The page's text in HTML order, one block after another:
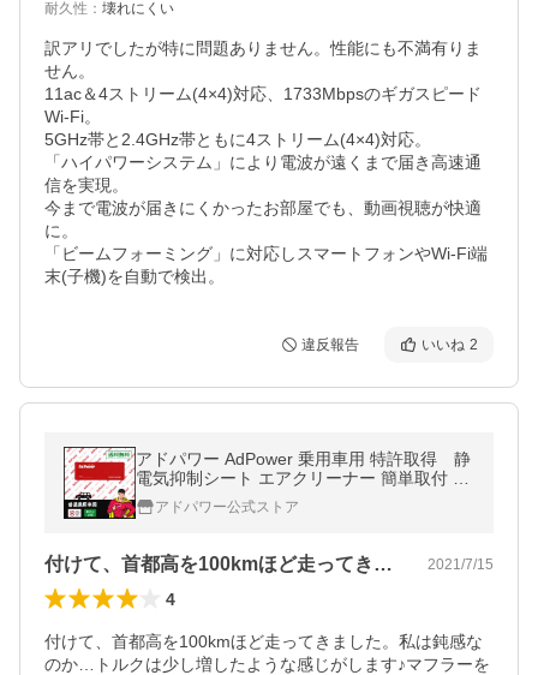
耐久性 ： 壊れにくい
訳アリでしたが特に問題ありません。性能にも不満有りま
せん。
11ac＆4ストリーム(4×4)対応、1733Mbpsのギガスピード
Wi-Fi。
5GHz帯と2.4GHz帯ともに4ストリーム(4×4)対応。
「ハイパワーシステム」により電波が遠くまで届き高速通
信を実現。
今まで電波が届きにくかったお部屋でも、動画視聴が快適
に。
「ビームフォーミング」に対応しスマートフォンやWi-Fi端
末(子機)を自動で検出。
違反報告 いいね 2
アドパワー AdPower 乗用車用 特許取得 静
電気抑制シート エアクリーナー 簡単取付 エ
ンジンへの空気流れを改善 除電 メンテナン
ス アドパワー公式ストア
付けて、首都高を100kmほど走ってき… 2021/7/15
4
付けて、首都高を100kmほど走ってきました。私は鈍感な
のか…トルクは少し増したような感じがします♪マフラーを